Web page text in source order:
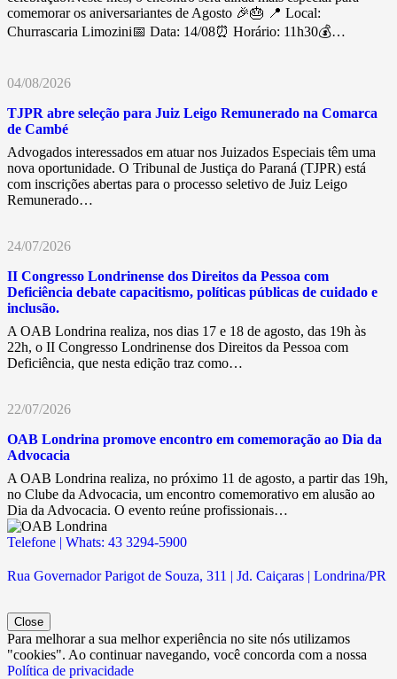
comemorar os aniversariantes de Agosto 🎉🎂 📍 Local:
Churrascaria Limozini📅 Data: 14/08⏰ Horário: 11h30💰…
04/08/2026
TJPR abre seleção para Juiz Leigo Remunerado na Comarca
de Cambé
Advogados interessados em atuar nos Juizados Especiais têm uma
nova oportunidade. O Tribunal de Justiça do Paraná (TJPR) está
com inscrições abertas para o processo seletivo de Juiz Leigo
Remunerado…
24/07/2026
II Congresso Londrinense dos Direitos da Pessoa com
Deficiência debate capacitismo, políticas públicas de cuidado e
inclusão.
A OAB Londrina realiza, nos dias 17 e 18 de agosto, das 19h às
22h, o II Congresso Londrinense dos Direitos da Pessoa com
Deficiência, que nesta edição traz como…
22/07/2026
OAB Londrina promove encontro em comemoração ao Dia da
Advocacia
A OAB Londrina realiza, no próximo 11 de agosto, a partir das 19h,
no Clube da Advocacia, um encontro comemorativo em alusão ao
Dia da Advocacia. O evento reúne profissionais…
Telefone | Whats: 43 3294-5900
Rua Governador Parigot de Souza, 311 | Jd. Caiçaras | Londrina/PR
Close
Para melhorar a sua melhor experiência no site nós utilizamos
"cookies". Ao continuar navegando, você concorda com a nossa
Política de privacidade